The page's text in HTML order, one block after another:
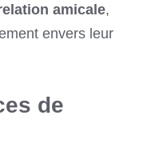
amicale,
envers leur
de